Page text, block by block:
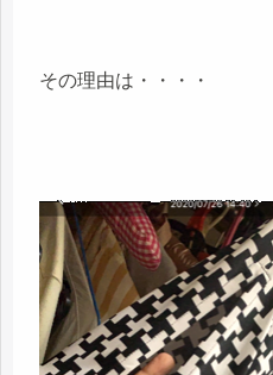
その理由は・・・・